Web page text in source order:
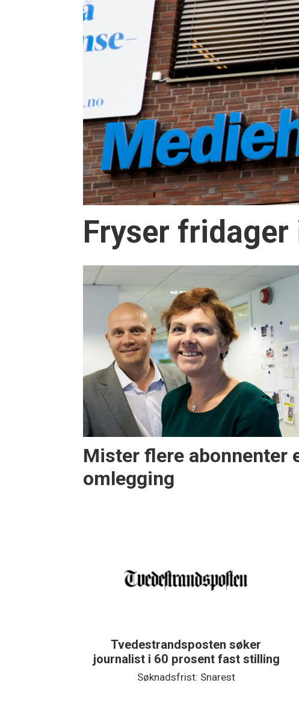
Fryser fridager
Mister flere abonnenter
omlegging
Tvedestrandsposten søker
journalist i 60 prosent fast stilling
Søknadsfrist: Snarest